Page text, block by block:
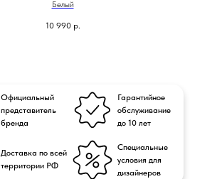
Белый
10 990 р.
Официальный
представитель
бренда
Доставка по всей
территории РФ
Гарантийное
обслуживание
до 10 лет
Специальные
условия для
дизайнеров